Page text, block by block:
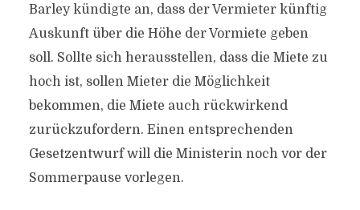
Barley kündigte an, dass der Vermieter künftig
Auskunft über die Höhe der Vormiete geben
soll. Sollte sich herausstellen, dass die Miete zu
hoch ist, sollen Mieter die Möglichkeit
bekommen, die Miete auch rückwirkend
zurückzufordern. Einen entsprechenden
Gesetzentwurf will die Ministerin noch vor der
Sommerpause vorlegen.